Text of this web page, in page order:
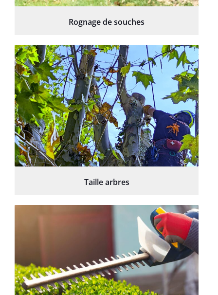
Rognage de souches
Taille arbres